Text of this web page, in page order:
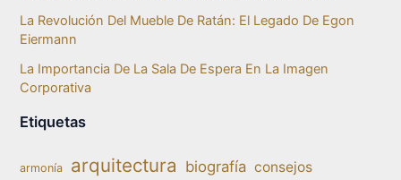
La Revolución Del Mueble De Ratán: El Legado De Egon
Eiermann
La Importancia De La Sala De Espera En La Imagen
Corporativa
Etiquetas
armonía arquitectura biografía consejos